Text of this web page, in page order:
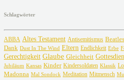
Schlagwörter
ABBA Altes Testament Antisemitismus Beatles
Dank Dust In The Wind Eltern Endlichkeit Erbe
Gerechtigkeit Glaube Gleichheit
Jubiläum Kansas Kinder Kindersoldaten Klassik
Madonna Mal Sondock Meditation Mitmensch